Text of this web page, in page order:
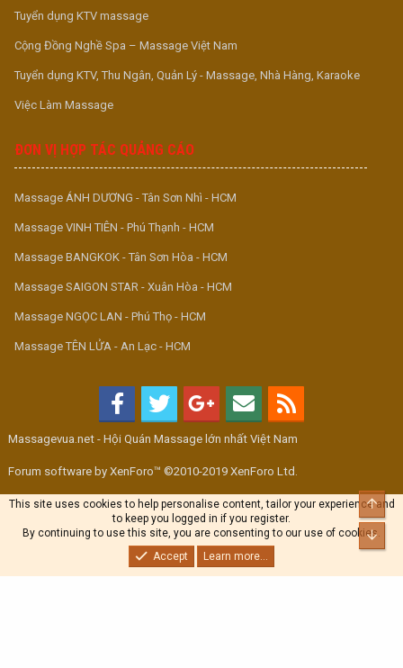
Tuyển dụng KTV massage
Cộng Đồng Nghề Spa – Massage Việt Nam
Tuyển dụng KTV, Thu Ngân, Quản Lý - Massage, Nhà Hàng, Karaoke
Việc Làm Massage
ĐƠN VỊ HỢP TÁC QUẢNG CÁO
Massage ÁNH DƯƠNG - Tân Sơn Nhì - HCM
Massage VINH TIÊN - Phú Thạnh - HCM
Massage BANGKOK - Tân Sơn Hòa - HCM
Massage SAIGON STAR - Xuân Hòa - HCM
Massage NGỌC LAN - Phú Thọ - HCM
Massage TÊN LỬA - An Lạc - HCM
Massagevua.net - Hội Quán Massage lớn nhất Việt Nam
Forum software by XenForo™ ©2010-2019 XenForo Ltd.
This site uses cookies to help personalise content, tailor your experience and
to keep you logged in if you register.
By continuing to use this site, you are consenting to our use of cookies.
Accept
Learn more...
Top